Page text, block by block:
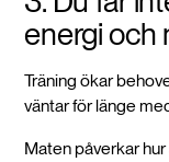
energi och
Träning ökar
väntar för länge
Maten påverkar